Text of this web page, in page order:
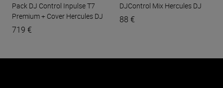
Pack DJ Control Inpulse T7
Premium + Cover Hercules DJ
719 €
DJControl Mix Hercules DJ
88 €